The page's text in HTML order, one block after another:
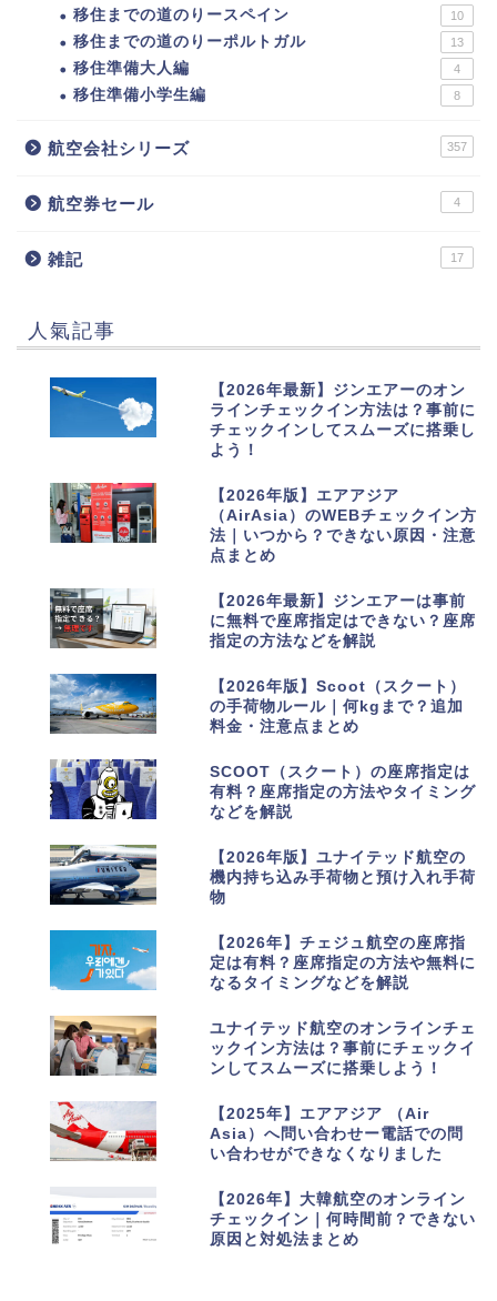
移住までの道のりースペイン 10
移住までの道のりーポルトガル 13
移住準備大人編 4
移住準備小学生編 8
航空会社シリーズ 357
航空券セール 4
雑記 17
人氣記事
【2026年最新】ジンエアーのオン
ラインチェックイン方法は？事前に
チェックインしてスムーズに搭乗し
よう！
【2026年版】エアアジア
（AirAsia）のWEBチェックイン方
法｜いつから？できない原因・注意
点まとめ
【2026年最新】ジンエアーは事前
に無料で座席指定はできない？座席
指定の方法などを解説
【2026年版】Scoot（スクート）
の手荷物ルール｜何kgまで？追加
料金・注意点まとめ
SCOOT（スクート）の座席指定は
有料？座席指定の方法やタイミング
などを解説
【2026年版】ユナイテッド航空の
機内持ち込み手荷物と預け入れ手荷
物
【2026年】チェジュ航空の座席指
定は有料？座席指定の方法や無料に
なるタイミングなどを解説
ユナイテッド航空のオンラインチェ
ックイン方法は？事前にチェックイ
ンしてスムーズに搭乗しよう！
【2025年】エアアジア （Air
Asia）へ問い合わせー電話での問
い合わせができなくなりました
【2026年】大韓航空のオンライン
チェックイン｜何時間前？できない
原因と対処法まとめ